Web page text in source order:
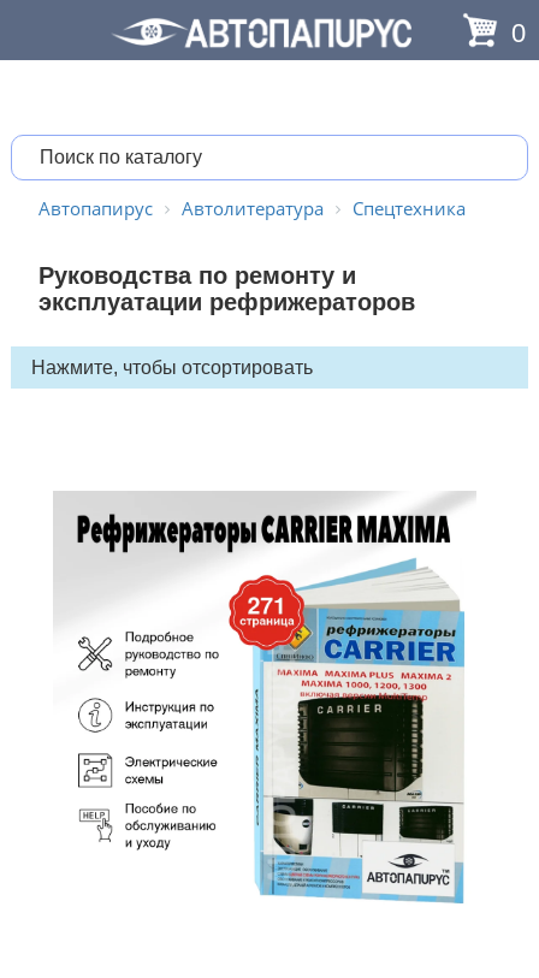
0
Автопапирус Автолитература Спецтехника
Руководства по ремонту и
эксплуатации рефрижераторов